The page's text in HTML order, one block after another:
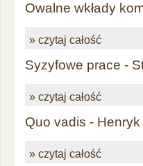
Owalne wkłady
» czytaj całość
Syzyfowe prace -
» czytaj całość
Quo vadis -
» czytaj całość